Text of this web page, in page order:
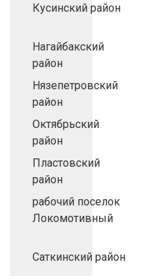
Кусинский район
Нагайбакский
район
Нязепетровский
район
Октябрьский
район
Пластовский
район
рабочий поселок
Локомотивный
Саткинский район